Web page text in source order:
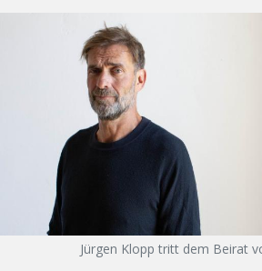
Jürgen Klopp tritt dem Beirat